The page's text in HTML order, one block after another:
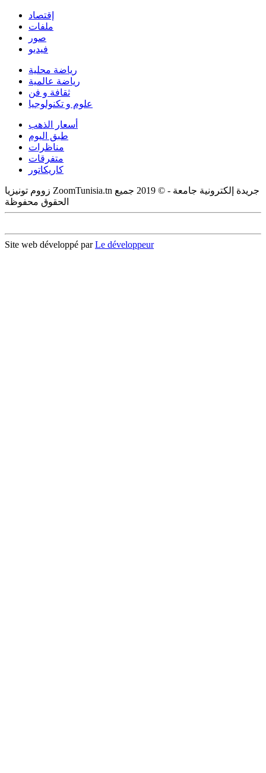
إقتصاد
ملفات
صور
فيديو
رياضة محلية
رياضة عالمية
ثقافة و فن
علوم و تكنولوجيا
أسعار الذهب
طبق اليوم
مناظرات
متفرقات
كاريكاتور
زووم تونيزيا ZoomTunisia.tn جريدة إلكترونية جامعة - © 2019 جميع
الحقوق محفوظة
Site web développé parLe développeur